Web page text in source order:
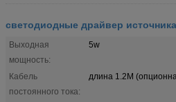
светодиодные драйвер
Выходная
мощность:
5w
Кабель
постоянного тока:
длина 1.2М